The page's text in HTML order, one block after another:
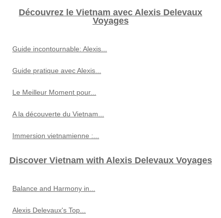
Découvrez le Vietnam avec Alexis Delevaux
Voyages
Guide incontournable: Alexis...
Guide pratique avec Alexis...
Le Meilleur Moment pour...
A la découverte du Vietnam...
Immersion vietnamienne :...
Discover Vietnam with Alexis Delevaux Voyages
Balance and Harmony in...
Alexis Delevaux's Top...